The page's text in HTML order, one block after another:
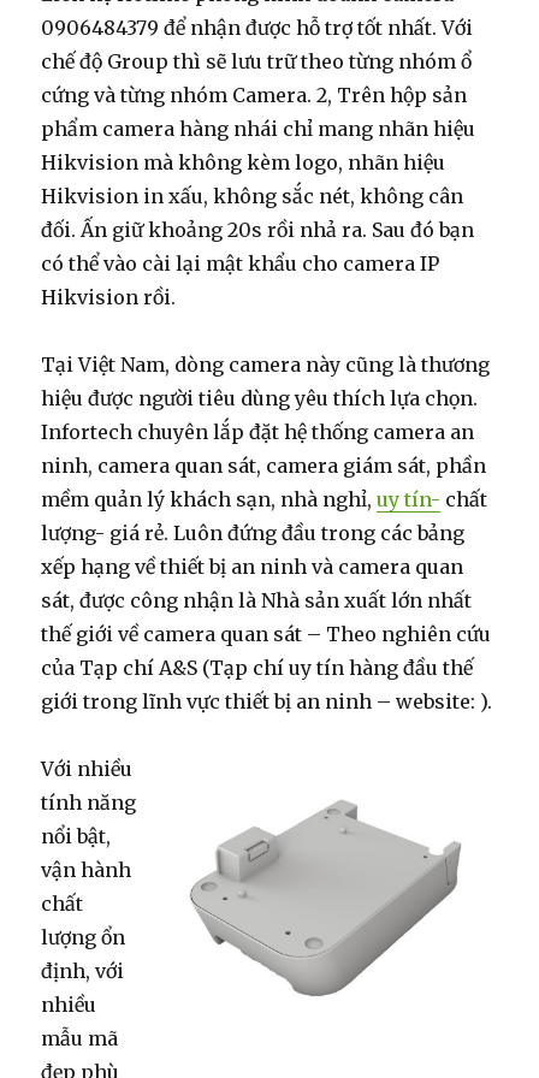
0906484379 để nhận được hỗ trợ tốt nhất. Với
chế độ Group thì sẽ lưu trữ theo từng nhóm ổ
cứng và từng nhóm Camera. 2, Trên hộp sản
phẩm camera hàng nhái chỉ mang nhãn hiệu
Hikvision mà không kèm logo, nhãn hiệu
Hikvision in xấu, không sắc nét, không cân
đối. Ấn giữ khoảng 20s rồi nhả ra. Sau đó bạn
có thể vào cài lại mật khẩu cho camera IP
Hikvision rồi.
Tại Việt Nam, dòng camera này cũng là thương
hiệu được người tiêu dùng yêu thích lựa chọn.
Infortech chuyên lắp đặt hệ thống camera an
ninh, camera quan sát, camera giám sát, phần
mềm quản lý khách sạn, nhà nghỉ,uy tín- chất
lượng- giá rẻ. Luôn đứng đầu trong các bảng
xếp hạng về thiết bị an ninh và camera quan
sát, được công nhận là Nhà sản xuất lớn nhất
thế giới về camera quan sát – Theo nghiên cứu
của Tạp chí A&S (Tạp chí uy tín hàng đầu thế
giới trong lĩnh vực thiết bị an ninh – website: ).
Với nhiều
tính năng
nổi bật,
vận hành
chất
lượng ổn
định, với
nhiều
mẫu mã
đẹp phù